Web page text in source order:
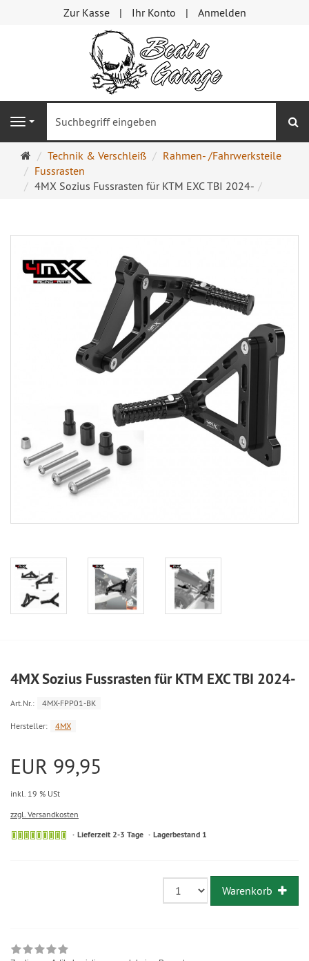
Zur Kasse Ihr Konto Anmelden
Navigation
Startseite
Technik & Verschleiß
Rahmen- /Fahrwerksteile
Fussrasten
4MX Sozius Fussrasten für KTM EXC TBI 2024-
4MX Sozius Fussrasten für KTM EXC TBI 2024-
Art.Nr.: 4MX-FPP01-BK
Hersteller: 4MX
EUR 99,95
inkl. 19 % USt
zzgl. Versandkosten
Lieferzeit 2-3 Tage Lagerbestand 1
Warenkorb